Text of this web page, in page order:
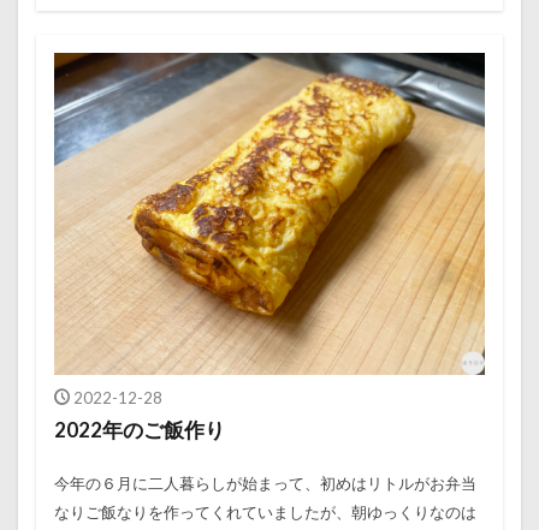
2022-12-28
2022年のご飯作り
今年の６月に二人暮らしが始まって、初めはリトルがお弁当
なりご飯なりを作ってくれていましたが、朝ゆっくりなのは